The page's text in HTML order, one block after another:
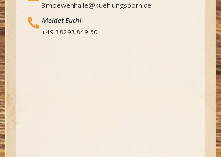
3moewenhalle@kuehlungsborn.de
Meldet Euch!
+49 38293 849 50